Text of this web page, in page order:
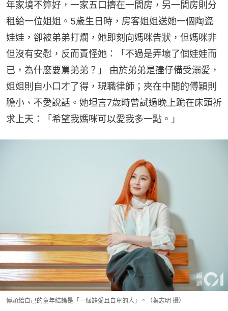
年家境不算好，一家五口擠在一間房，另一間房則分
租給一位姐姐。5歲生日時，房客姐姐送她一個陶瓷
娃娃，卻被弟弟打爛，她即刻向媽咪告狀，但媽咪非
但沒有安慰，反而責怪她：「不過是弄壞了個娃娃而
已，為什麼要罵弟弟？」 由於弟弟是孻仔備受溺愛，
姐姐則自小口才了得，現職律師；夾在中間的傅穎則
膽小、不愛說話。她坦言7歲時曾試過晚上跪在床頭祈
求上天：「希望我媽咪可以愛我多一點。」
傅穎給自己的童年結論是「一個缺愛且自卑的人」。（葉志明 攝）